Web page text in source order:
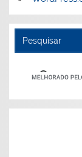
Pesquisar